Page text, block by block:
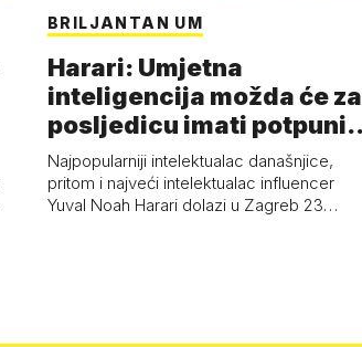
BRILJANTAN UM
Harari: Umjetna
inteligencija možda će za
posljedicu imati potpuni
kolaps čovje…
Najpopularniji intelektualac današnjice,
pritom i najveći intelektualac influencer
Yuval Noah Harari dolazi u Zagreb 23…